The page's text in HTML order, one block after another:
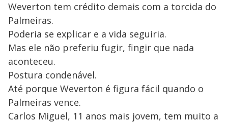
Weverton tem crédito demais com a torcida do
Palmeiras.
Poderia se explicar e a vida seguiria.
Mas ele não preferiu fugir, fingir que nada
aconteceu.
Postura condenável.
Até porque Weverton é figura fácil quando o
Palmeiras vence.
Carlos Miguel, 11 anos mais jovem, tem muito a